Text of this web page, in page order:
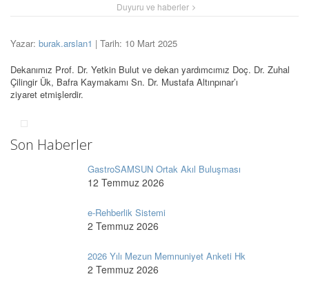
Duyuru ve haberler
Yazar: burak.arslan1 | Tarih: 10 Mart 2025
Dekanımız Prof. Dr. Yetkin Bulut ve dekan yardımcımız Doç. Dr. Zuhal
Çilingir Ük, Bafra Kaymakamı Sn. Dr. Mustafa Altınpınar’ı
ziyaret etmişlerdir.
Son Haberler
GastroSAMSUN Ortak Akıl Buluşması
12 Temmuz 2026
e-Rehberlik Sistemi
2 Temmuz 2026
2026 Yılı Mezun Memnuniyet Anketi Hk
2 Temmuz 2026